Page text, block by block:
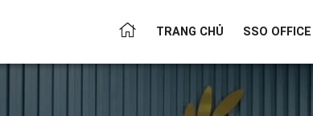
TRANG CHỦ SSO OFFICE